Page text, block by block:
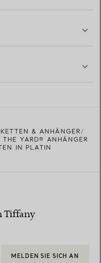
& ANHÄNGER
YARD® ANHÄNGER
IN PLATIN
Tiffany
MELDEN SIE SICH AN